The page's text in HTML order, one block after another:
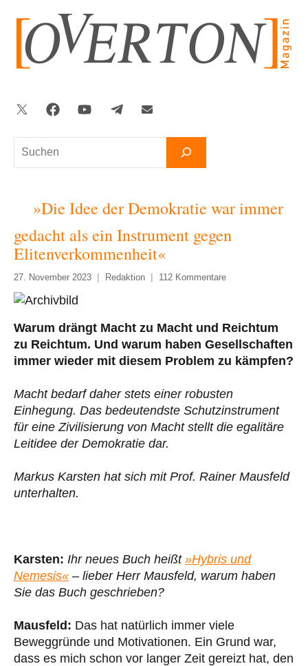
springen
Suchen
Twitter FacebookYouTubeTelegram
»Die Idee der Demokratie war immer
gedacht als ein Instrument gegen
Elitenverkommenheit«
27. November 2023 Redaktion 112 Kommentare
Warum drängt Macht zu Macht und Reichtum
zu Reichtum. Und warum haben Gesellschaften
immer wieder mit diesem Problem zu kämpfen?
Macht bedarf daher stets einer robusten
Einhegung. Das bedeutendste Schutzinstrument
für eine Zivilisierung von Macht stellt die egalitäre
Leitidee der Demokratie dar.
Markus Karsten hat sich mit Prof. Rainer Mausfeld
unterhalten.
Karsten: Ihr neues Buch heißt »Hybris und
Nemesis« – lieber Herr Mausfeld, warum haben
Sie das Buch geschrieben?
Mausfeld: Das hat natürlich immer viele
Beweggründe und Motivationen. Ein Grund war,
dass es mich schon vor langer Zeit gereizt hat, den